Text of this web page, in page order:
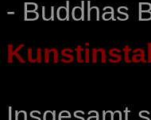
- Buddhas